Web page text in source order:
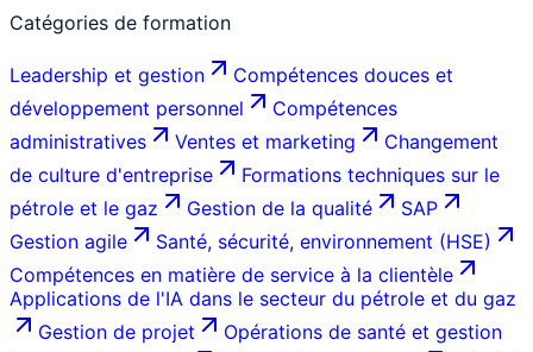
Catégories de formation
Leadership et gestion
Compétences douces et
développement personnel
Compétences
administratives
Ventes et marketing
Changement
de culture d'entreprise
Formations techniques sur le
pétrole et le gaz
Gestion de la qualité
SAP
Gestion agile
Santé, sécurité, environnement (HSE)
Compétences en matière de service à la clientèle
Applications de l'IA dans le secteur du pétrole et du gaz
Gestion de projet
Opérations de santé et gestion